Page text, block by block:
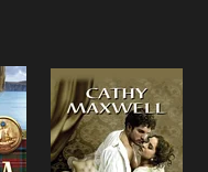
vzrušujícím setkání s
že z ní za každou
chce. Merry je však
stane před oltářem.
si uvědomí, že v